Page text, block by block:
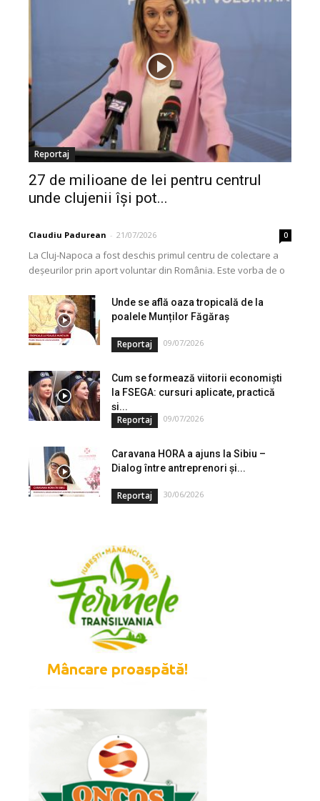
Reportaj
27 de milioane de lei pentru centrul
unde clujenii își pot...
Claudiu Padurean - 21/07/2026 0
La Cluj-Napoca a fost deschis primul centru de colectare a
deșeurilor prin aport voluntar din România. Este vorba de o
Unde se află oaza tropicală de la
poalele Munților Făgăraș
Reportaj 09/07/2026
Cum se formează viitorii economiști
la FSEGA: cursuri aplicate, practică
și...
Reportaj 09/07/2026
Caravana HORA a ajuns la Sibiu –
Dialog între antreprenori și...
Reportaj 30/06/2026